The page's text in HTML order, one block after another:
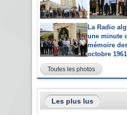
La Radio
une minute
mémoire
octobre 1961
Toutes les photos
Les plus lus